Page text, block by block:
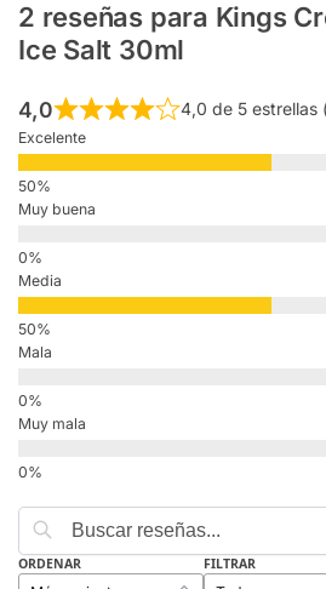
2 reseñas para Kings
Ice Salt 30ml
4,0 4,0 de 5 estrellas
Excelente
Muy buena
Media
Mala
Muy mala
ORDENAR FILTRAR